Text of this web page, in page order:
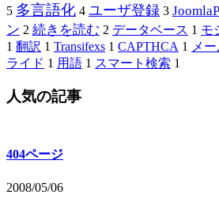
5 多言語化 4 ユーザ登録 3
ン 2 続きを読む 2 データベース 1 モ
1 翻訳 1 Transifexs 1 CAPTHCA 1 メ
ライド 1 用語 1 スマート検索 1
人気の記事
404ページ
2008/05/06